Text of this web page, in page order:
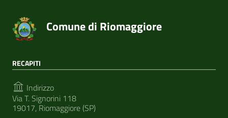
Comune di Riomaggiore
RECAPITI
Indirizzo
Via T. Signorini 118
19017, Riomaggiore (SP)